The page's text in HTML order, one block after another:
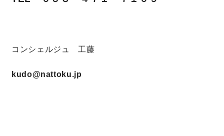
コンシェルジュ 工藤
kudo@nattoku.jp